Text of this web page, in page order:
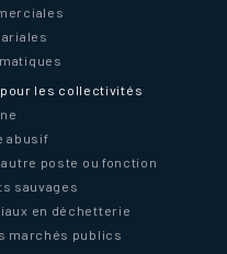
les collectivités
abusif
poste ou fonction
sauvages
en déchetterie
marchés publics